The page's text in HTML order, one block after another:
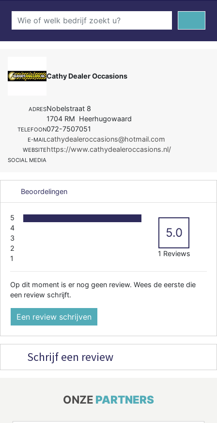
Cathy Dealer Occasions
ADRESNobelstraat 8
1704 RM Heerhugowaard
TELEFOON072-7507051
E-MAILcathydealeroccasions@hotmail.com
WEBSITEhttps://www.cathydealeroccasions.nl/
SOCIAL MEDIA
Beoordelingen
5
4
3
2
1
5.0
1 Reviews
Op dit moment is er nog geen review. Wees de eerste die
een review schrijft.
Een review schrijven
Schrijf een review
ONZE PARTNERS